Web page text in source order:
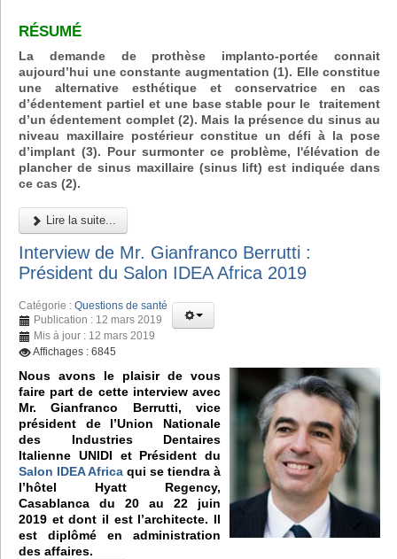
RÉSUMÉ
La demande de prothèse implanto-portée connait
aujourd’hui une constante augmentation (1). Elle constitue
une alternative esthétique et conservatrice en cas
d’édentement partiel et une base stable pour le traitement
d’un édentement complet (2). Mais la présence du sinus au
niveau maxillaire postérieur constitue un défi à la pose
d’implant (3). Pour surmonter ce problème, l'élévation de
plancher de sinus maxillaire (sinus lift) est indiquée dans
ce cas (2).
Lire la suite...
Interview de Mr. Gianfranco Berrutti :
Président du Salon IDEA Africa 2019
Catégorie : Questions de santé
Publication : 12 mars 2019
Mis à jour : 12 mars 2019
Affichages : 6845
Nous avons le plaisir de vous
faire part de cette interview avec
Mr. Gianfranco Berrutti, vice
président de l’Union Nationale
des Industries Dentaires
Italienne UNIDI et Président du
Salon IDEA Africa qui se tiendra à
l’hôtel Hyatt Regency,
Casablanca du 20 au 22 juin
2019 et dont il est l’architecte. Il
est diplômé en administration
des affaires.